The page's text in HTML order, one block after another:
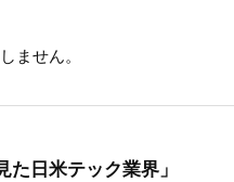
ません。
た日米テック業界」